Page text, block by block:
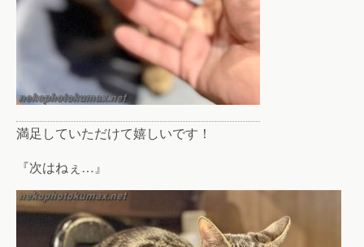
満足していただけて嬉しいです！
『次はねぇ…』